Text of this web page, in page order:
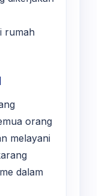
rumah
orang
melayani
dalam